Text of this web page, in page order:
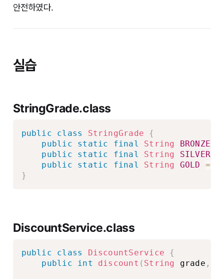
안전하였다.
실습
StringGrade.class
public class StringGrade
{
public
static final String BRONZE
public
static final String SILVER
public
static final String GOLD =
}
DiscountService.class
public class DiscountService
{
public
int discount ( String grade ,